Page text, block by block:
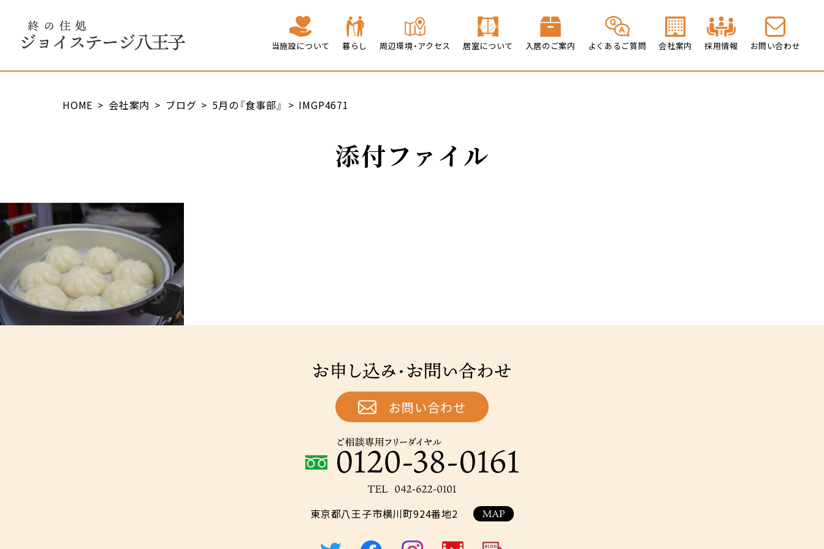
当施設について 暮らし 周辺環境・アクセス 居室について 入居のご案内 よくあるご質問 会社案内 採用情報 お問い合わせ
HOME 会社案内 ブログ 5月の『食事部』 IMGP4671
添付ファイル
お申し込み・お問い合わせ
お問い合わせ
ご相談専用フリーダイヤル：0120-38-0161
0101
東京都八王子市横川町924番地2